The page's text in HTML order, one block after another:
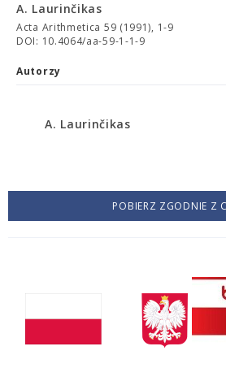
A. Laurinčikas
Acta Arithmetica 59 (1991), 1-9
DOI: 10.4064/aa-59-1-1-9
Autorzy
A. Laurinčikas
POBIERZ ZGODNIE Z